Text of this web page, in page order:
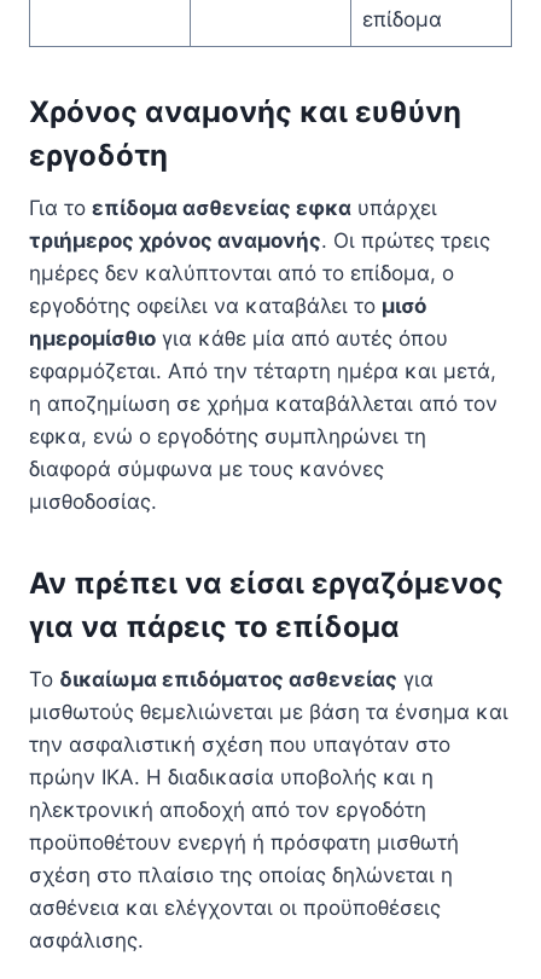
επίδομα
Χρόνος αναμονής και ευθύνη
εργοδότη
Για το επίδομα ασθενείας εφκα υπάρχει
τριήμερος χρόνος αναμονής. Οι πρώτες τρεις
ημέρες δεν καλύπτονται από το επίδομα, ο
εργοδότης οφείλει να καταβάλει το μισό
ημερομίσθιο για κάθε μία από αυτές όπου
εφαρμόζεται. Από την τέταρτη ημέρα και μετά,
η αποζημίωση σε χρήμα καταβάλλεται από τον
εφκα, ενώ ο εργοδότης συμπληρώνει τη
διαφορά σύμφωνα με τους κανόνες
μισθοδοσίας.
Αν πρέπει να είσαι εργαζόμενος
για να πάρεις το επίδομα
Το δικαίωμα επιδόματος ασθενείας για
μισθωτούς θεμελιώνεται με βάση τα ένσημα και
την ασφαλιστική σχέση που υπαγόταν στο
πρώην ΙΚΑ. Η διαδικασία υποβολής και η
ηλεκτρονική αποδοχή από τον εργοδότη
προϋποθέτουν ενεργή ή πρόσφατη μισθωτή
σχέση στο πλαίσιο της οποίας δηλώνεται η
ασθένεια και ελέγχονται οι προϋποθέσεις
ασφάλισης.